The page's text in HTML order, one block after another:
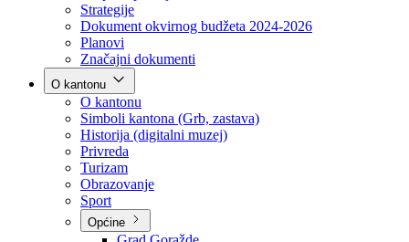
Poslovnik
Program rada Vlade
Ekspoze premijera
Strategije
Dokument okvirnog budžeta 2024-2026
Planovi
Značajni dokumenti
O kantonu
O kantonu
Simboli kantona (Grb, zastava)
Historija (digitalni muzej)
Privreda
Turizam
Obrazovanje